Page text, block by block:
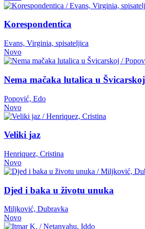
Korespondentica
Evans, Virginia, spisateljica
Novo
Nema mačaka lutalica u Švicarskoj
Popović, Edo
Novo
Veliki jaz
Henriquez, Cristina
Novo
Djed i baka u životu unuka
Miljković, Dubravka
Novo